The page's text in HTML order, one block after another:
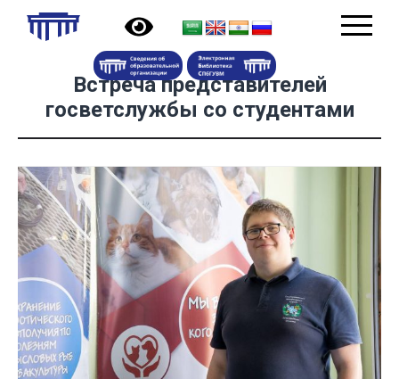
Встреча представителей
госветслужбы со студентами